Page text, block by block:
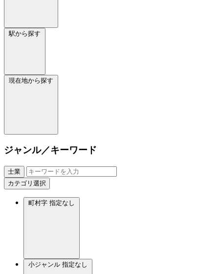
駅から探す
現在地から探す
ジャンル／キーワード
士業
カテゴリ選択
町村字 指定なし
小ジャンル 指定なし